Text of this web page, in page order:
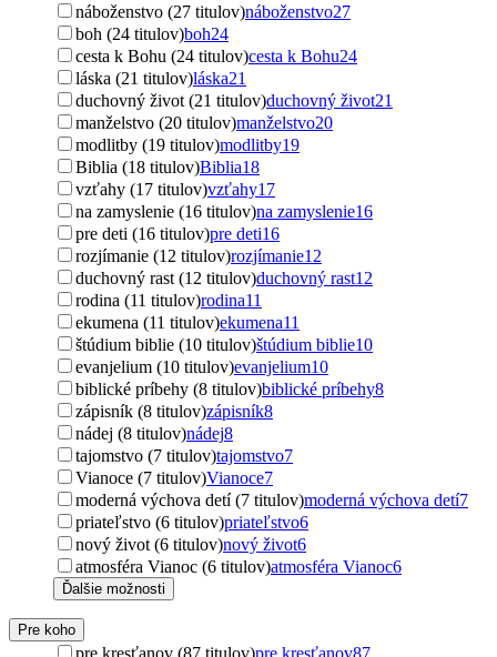
náboženstvo (27 titulov)náboženstvo27
boh (24 titulov)boh24
cesta k Bohu (24 titulov)cesta k Bohu24
láska (21 titulov)láska21
duchovný život (21 titulov)duchovný život21
manželstvo (20 titulov)manželstvo20
modlitby (19 titulov)modlitby19
Biblia (18 titulov)Biblia18
vzťahy (17 titulov)vzťahy17
na zamyslenie (16 titulov)na zamyslenie16
pre deti (16 titulov)pre deti16
rozjímanie (12 titulov)rozjímanie12
duchovný rast (12 titulov)duchovný rast12
rodina (11 titulov)rodina11
ekumena (11 titulov)ekumena11
štúdium biblie (10 titulov)štúdium biblie10
evanjelium (10 titulov)evanjelium10
biblické príbehy (8 titulov)biblické príbehy8
zápisník (8 titulov)zápisník8
nádej (8 titulov)nádej8
tajomstvo (7 titulov)tajomstvo7
Vianoce (7 titulov)Vianoce7
moderná výchova detí (7 titulov)moderná výchova detí7
priateľstvo (6 titulov)priateľstvo6
nový život (6 titulov)nový život6
atmosféra Vianoc (6 titulov)atmosféra Vianoc6
Ďalšie možnosti
Pre koho
pre kresťanov (87 titulov)pre kresťanov87